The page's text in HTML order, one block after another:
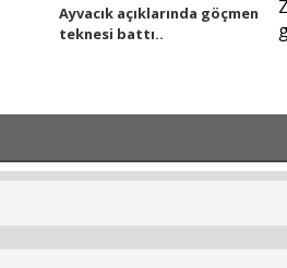
Ayvacık açıklarında göçmen
teknesi battı..